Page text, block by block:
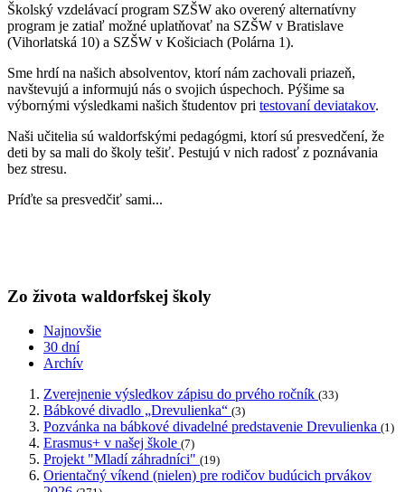
Školský vzdelávací program SZŠW ako overený alternatívny
program je zatiaľ možné uplatňovať na SZŠW v Bratislave
(Vihorlatská 10) a SZŠW v Košiciach (Polárna 1).
Sme hrdí na našich absolventov, ktorí nám zachovali priazeň,
navštevujú a informujú nás o svojich úspechoch. Pýšime sa
výbornými výsledkami našich študentov pri testovaní deviatakov.
Naši učitelia sú waldorfskými pedagógmi, ktorí sú presvedčení, že
deti by sa mali do školy tešiť. Pestujú v nich radosť z poznávania
bez stresu.
Príďte sa presvedčiť sami...
Zo života waldorfskej školy
Najnovšie
30 dní
Archív
Zverejnenie výsledkov zápisu do prvého ročník (33)
Bábkové divadlo „Drevulienka“ (3)
Pozvánka na bábkové divadelné predstavenie Drevulienka (1)
Erasmus+ v našej škole (7)
Projekt "Mladí záhradníci" (19)
Orientačný víkend (nielen) pre rodičov budúcich prvákov